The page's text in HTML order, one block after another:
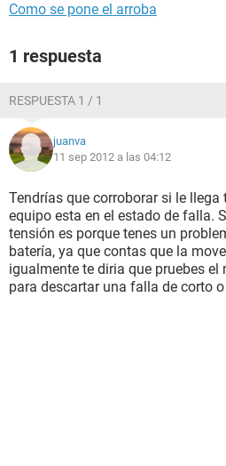
Como se pone el arroba
1 respuesta
RESPUESTA 1 / 1
juanva
11 sep 2012 a las 04:12
Tendrías que corroborar si le
equipo esta en el estado de falla.
tensión es porque tenes un
batería, ya que contas que la
igualmente te diria que pruebes
para descartar una falla de corto